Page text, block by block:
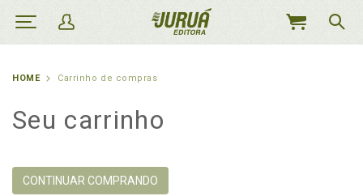
MEU
HOME Carrinho de compras
Seu carrinho
CONTINUAR COMPRANDO